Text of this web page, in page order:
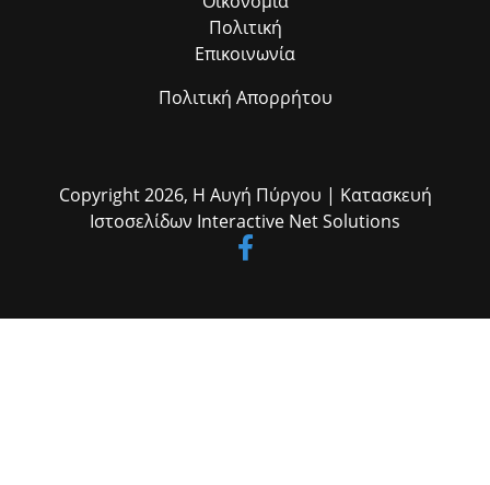
Πολιτική
Επικοινωνία
Πολιτική Απορρήτου
Copyright 2026, Η Αυγή Πύργου | Κατασκευή
Ιστοσελίδων Interactive Net Solutions